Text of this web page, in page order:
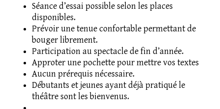
Séance d’essai possible selon les places
disponibles.
Prévoir une tenue confortable permettant de
bouger librement.
Participation au spectacle de fin d’année.
Approter une pochette pour mettre vos textes
Aucun prérequis nécessaire.
Débutants et jeunes ayant déjà pratiqué le
théâtre sont les bienvenus.